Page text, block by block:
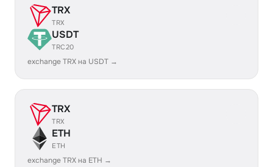
TRX
TRX
USDT
TRC20
exchange TRX на USDT →
TRX
TRX
ETH
ETH
exchange TRX на ETH →